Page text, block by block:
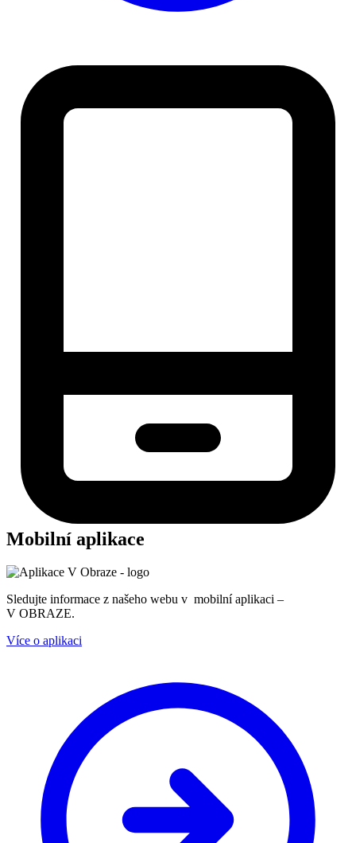
Mobilní aplikace
Sledujte informace z našeho webu v mobilní aplikaci –
V OBRAZE.
Více o aplikaci